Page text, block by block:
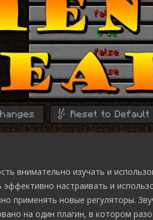
внимательно изучать и
настраивать и
применять новые регуляторы.
на один плагин, в котором